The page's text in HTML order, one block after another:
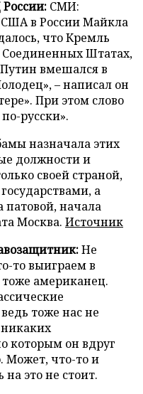
СМИ:
в России Майкла
что Кремль
Соединенных Штатах,
вмешался в
– написал он
При этом слово
русски».
назначала этих
должности и
своей страной,
а
патовой, начала
Москва. Источник
Не
то выиграем в
американец.
тоже нас не
которым он вдруг
Может, что-то и
это не стоит.